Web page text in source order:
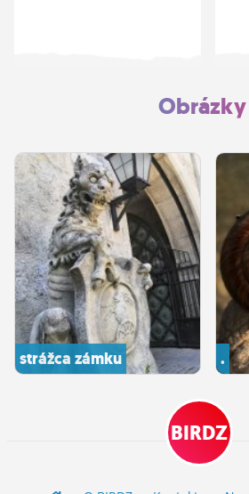
Obrázky
strážca zámku .
BIRDZ